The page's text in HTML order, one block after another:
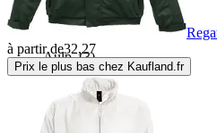
Atomic (1)
Aulp(3)
Avento(5)
à partir de32,27
Prix le plus bas chez Kaufland.fr